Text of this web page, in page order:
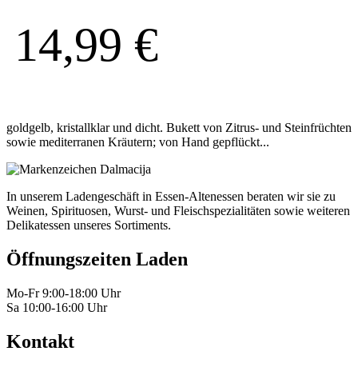
14,99 €
goldgelb, kristallklar und dicht. Bukett von Zitrus- und Steinfrüchten
sowie mediterranen Kräutern; von Hand gepflückt...
In unserem Ladengeschäft in Essen-Altenessen beraten wir sie zu
Weinen, Spirituosen, Wurst- und Fleischspezialitäten sowie weiteren
Delikatessen unseres Sortiments.
Öffnungszeiten Laden
Mo-Fr 9:00-18:00 Uhr
Sa 10:00-16:00 Uhr
Kontakt